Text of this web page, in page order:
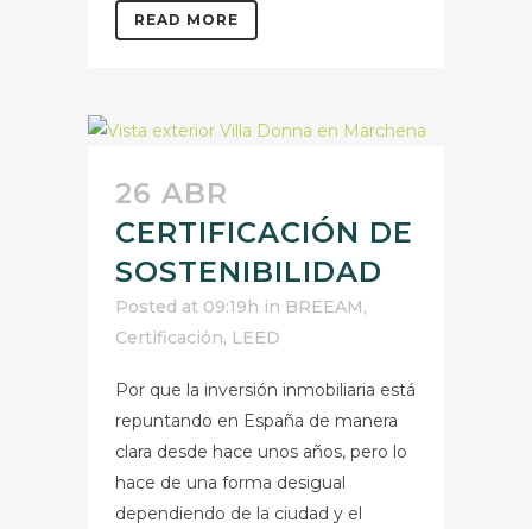
READ MORE
26 ABR
CERTIFICACIÓN DE
SOSTENIBILIDAD
Posted at 09:19h in BREEAM,
Certificación, LEED
Por que la inversión inmobiliaria está
repuntando en España de manera
clara desde hace unos años, pero lo
hace de una forma desigual
dependiendo de la ciudad y el